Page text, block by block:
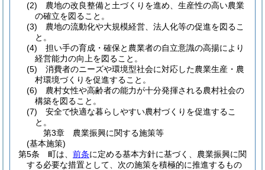
(2)
農地の改良整備と土づくりを進め、生産性の高い農業
の確立を図ること。
(3)
農地の流動化や大規模経営、法人化等の促進を図るこ
と。
(4)
担い手の育成・確保と農業者の自立意識の高揚により
経営能力の向上を図ること。
(5)
消費者のニーズや環境型社会に対応した農業生産・農
村環境づくりを促進すること。
(6)
農村女性や高齢者の能力が十分発揮される農村社会の
構築を図ること。
(7)
安全で快適な暮らしやすい農村づくりを促進するこ
と。
第3章
農業振興に関する施策等
(基本施策)
第5条
町は、 前条に定める基本方針に基づく、農業振興に関
する必要な措置として、次の施策を積極的に推進するもの